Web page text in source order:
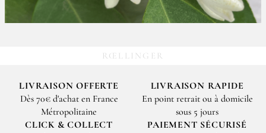
RŒLLINGER
LIVRAISON OFFERTE
Dès 70€ d'achat en France
Métropolitaine
LIVRAISON RAPIDE
En point retrait ou à domicile
sous 5 jours
CLICK & COLLECT
PAIEMENT SÉCURISÉ